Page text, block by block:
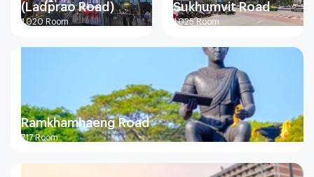
(Ladprao Road)
1,020 Room
Sukhumvit Road
1,025 Room
Ramkhamhaeng Road
717 Room